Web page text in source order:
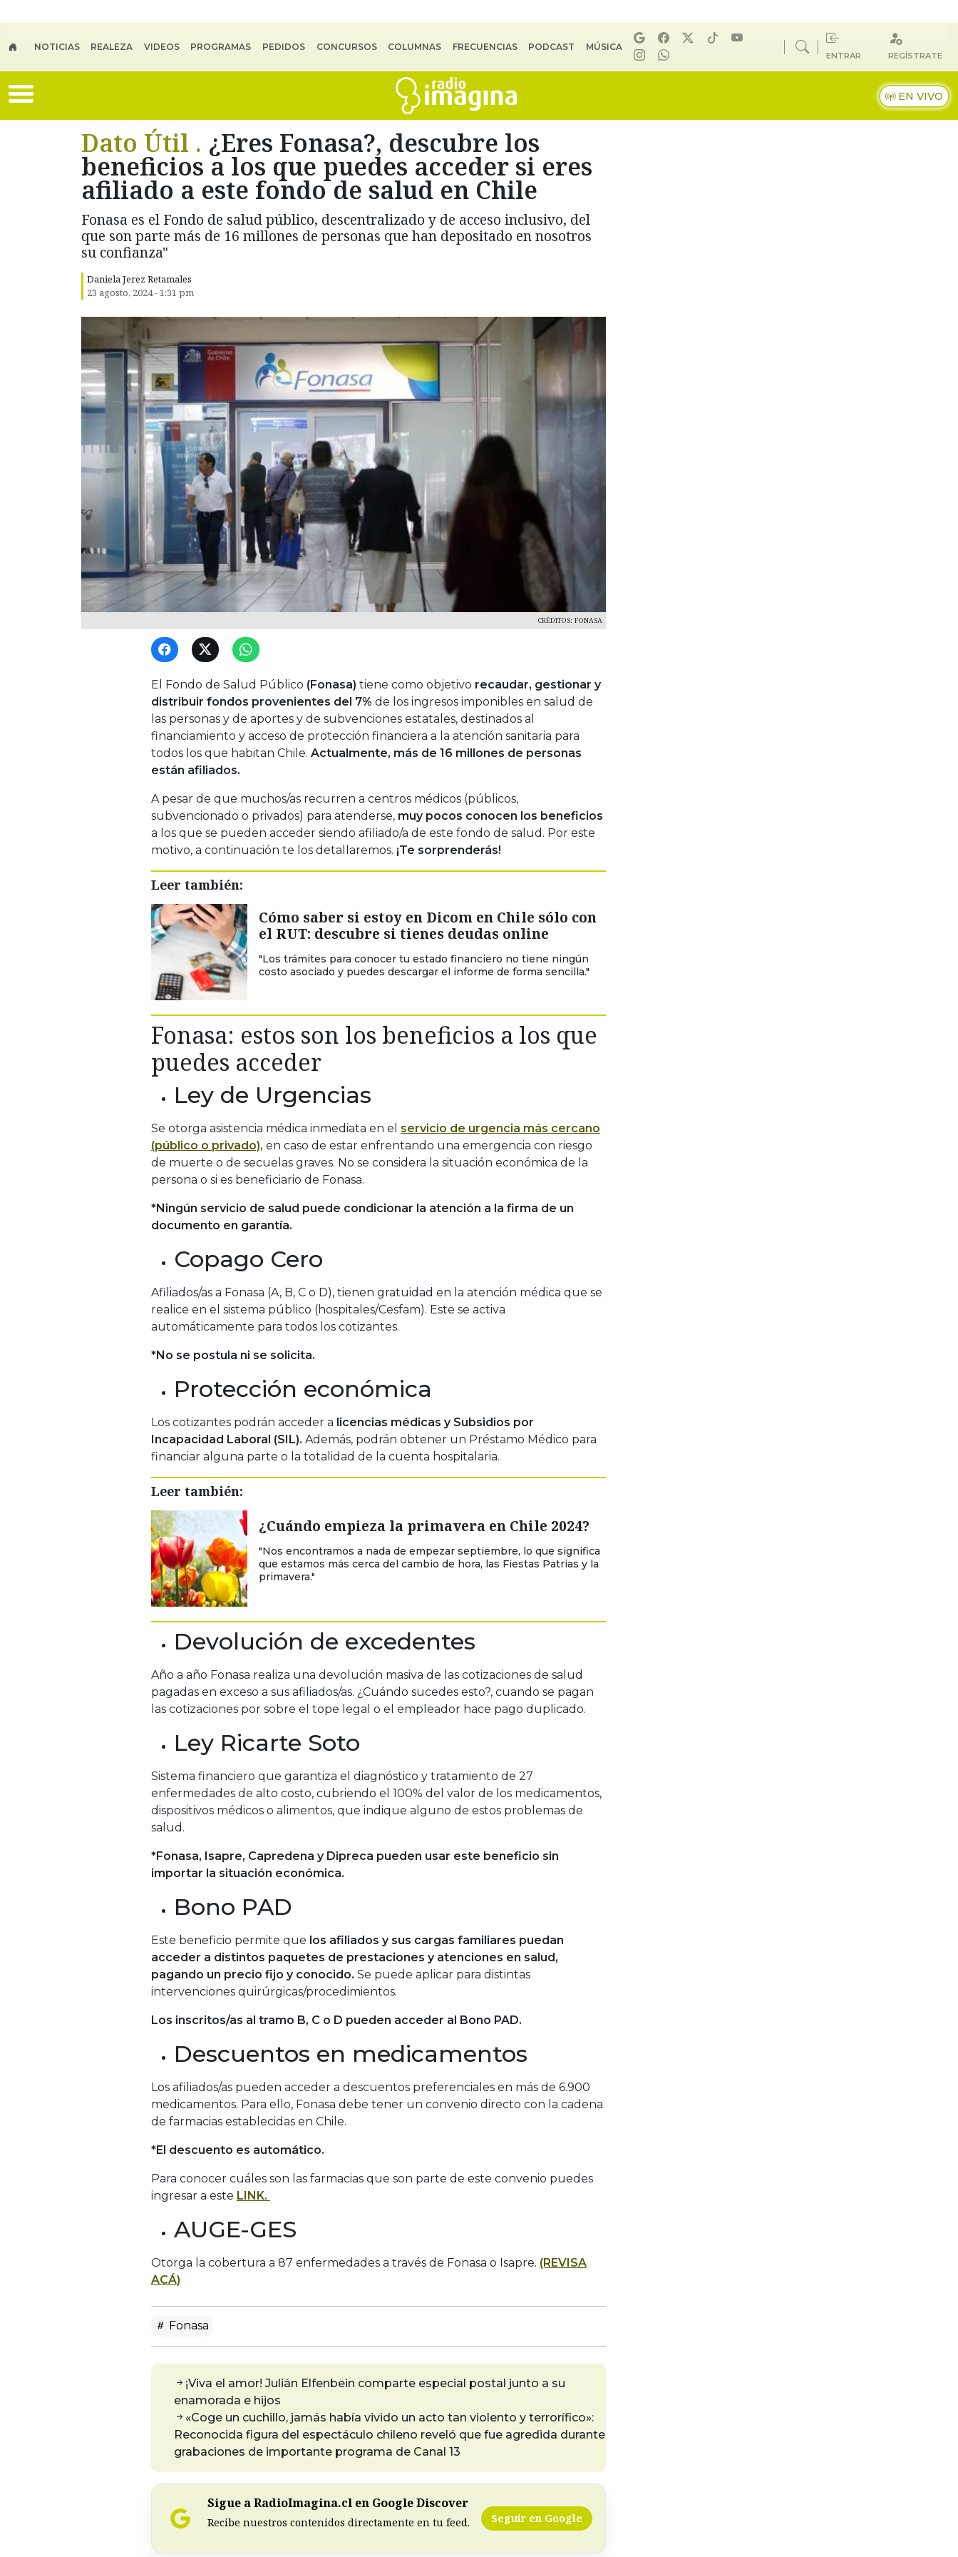
NOTICIAS REALEZA VIDEOS PROGRAMAS PEDIDOS CONCURSOS COLUMNAS FRECUENCIAS PODCAST MÚSICA
ENTRAR REGÍSTRATE
EN VIVO
Dato Útil . ¿Eres Fonasa?, descubre los
beneficios a los que puedes acceder si eres
afiliado a este fondo de salud en Chile
Fonasa es el Fondo de salud público, descentralizado y de acceso inclusivo, del
que son parte más de 16 millones de personas que han depositado en nosotros
su confianza"
Daniela Jerez Retamales
23 agosto, 2024 - 1:31 pm
CRÉDITOS: FONASA
El Fondo de Salud Público (Fonasa) tiene como objetivo recaudar, gestionar y
distribuir fondos provenientes del 7% de los ingresos imponibles en salud de
las personas y de aportes y de subvenciones estatales, destinados al
financiamiento y acceso de protección financiera a la atención sanitaria para
todos los que habitan Chile. Actualmente, más de 16 millones de personas
están afiliados.
A pesar de que muchos/as recurren a centros médicos (públicos,
subvencionado o privados) para atenderse, muy pocos conocen los beneficios
a los que se pueden acceder siendo afiliado/a de este fondo de salud. Por este
motivo, a continuación te los detallaremos. ¡Te sorprenderás!
Leer también:
Cómo saber si estoy en Dicom en Chile sólo con
el RUT: descubre si tienes deudas online
"Los trámites para conocer tu estado financiero no tiene ningún
costo asociado y puedes descargar el informe de forma sencilla."
Fonasa: estos son los beneficios a los que
puedes acceder
Ley de Urgencias
Se otorga asistencia médica inmediata en el servicio de urgencia más cercano
(público o privado), en caso de estar enfrentando una emergencia con riesgo
de muerte o de secuelas graves. No se considera la situación económica de la
persona o si es beneficiario de Fonasa.
*Ningún servicio de salud puede condicionar la atención a la firma de un
documento en garantía.
Copago Cero
Afiliados/as a Fonasa (A, B, C o D), tienen gratuidad en la atención médica que se
realice en el sistema público (hospitales/Cesfam). Este se activa
automáticamente para todos los cotizantes.
*No se postula ni se solicita.
Protección económica
Los cotizantes podrán acceder a licencias médicas y Subsidios por
Incapacidad Laboral (SIL). Además, podrán obtener un Préstamo Médico para
financiar alguna parte o la totalidad de la cuenta hospitalaria.
Leer también:
¿Cuándo empieza la primavera en Chile 2024?
"Nos encontramos a nada de empezar septiembre, lo que significa
que estamos más cerca del cambio de hora, las Fiestas Patrias y la
primavera."
Devolución de excedentes
Año a año Fonasa realiza una devolución masiva de las cotizaciones de salud
pagadas en exceso a sus afiliados/as. ¿Cuándo sucedes esto?, cuando se pagan
las cotizaciones por sobre el tope legal o el empleador hace pago duplicado.
Ley Ricarte Soto
Sistema financiero que garantiza el diagnóstico y tratamiento de 27
enfermedades de alto costo, cubriendo el 100% del valor de los medicamentos,
dispositivos médicos o alimentos, que indique alguno de estos problemas de
salud.
*Fonasa, Isapre, Capredena y Dipreca pueden usar este beneficio sin
importar la situación económica.
Bono PAD
Este beneficio permite que los afiliados y sus cargas familiares puedan
acceder a distintos paquetes de prestaciones y atenciones en salud,
pagando un precio fijo y conocido. Se puede aplicar para distintas
intervenciones quirúrgicas/procedimientos.
Los inscritos/as al tramo B, C o D pueden acceder al Bono PAD.
Descuentos en medicamentos
Los afiliados/as pueden acceder a descuentos preferenciales en más de 6.900
medicamentos. Para ello, Fonasa debe tener un convenio directo con la cadena
de farmacias establecidas en Chile.
*El descuento es automático.
Para conocer cuáles son las farmacias que son parte de este convenio puedes
ingresar a este LINK.
AUGE-GES
Otorga la cobertura a 87 enfermedades a través de Fonasa o Isapre. (REVISA
ACÁ)
Fonasa
¡Viva el amor! Julián Elfenbein comparte especial postal junto a su
enamorada e hijos
«Coge un cuchillo, jamás había vivido un acto tan violento y terrorífico»:
Reconocida figura del espectáculo chileno reveló que fue agredida durante
grabaciones de importante programa de Canal 13
Sigue a RadioImagina.cl en Google Discover
Recibe nuestros contenidos directamente en tu feed. Seguir en Google